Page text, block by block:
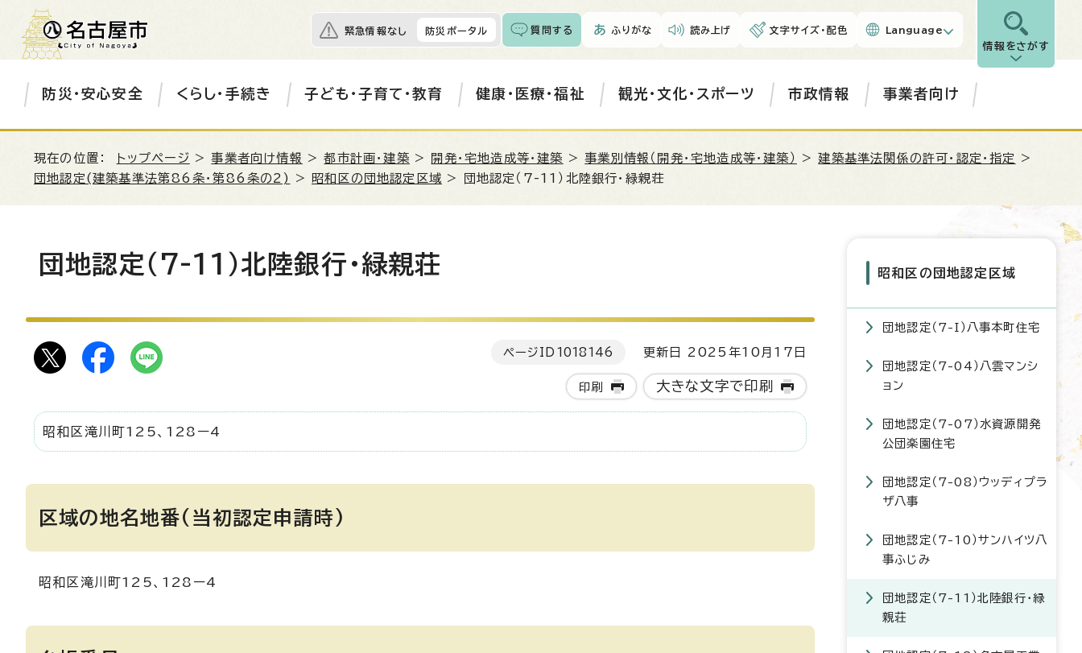
緊急情報なし 防災ポータル 質問する ふりがな 読み上げ 文字サイズ・配色 Language
情報をさがす
防災・安心安全 くらし・手続き 子ども・子育て・教育 健康・医療・福祉 観光・文化・スポーツ 市政情報 事業者向け
現在の位置： トップページ >事業者向け情報 >都市計画・建築 > 開発・宅地造成等・建築 >事業別情報（開発・宅地造成等・建築） >建築基準法関係の許可・認定・指定
>
団地認定(建築基準法第86条・第86条の2)
> 昭和区の団地認定区域 > 団地認定（7-11）北陸銀行・緑親荘
団地認定（7-11）北陸銀行・緑親荘
ページID 1018146 更新日 2025年10月17日
印刷 大きな文字で印刷
昭和区滝川町125、128ー4
区域の地名地番(当初認定申請時)
昭和区滝川町125、128ー4
昭和区の団地認定区域
団地認定（7-I）八事本町住宅
団地認定（7-04）八雲マンシ
ョン
団地認定（7-07）水資源開発
公団楽園住宅
団地認定（7-08）ウッディプラ
ザ八事
団地認定（7-10）サンハイツ八
事ふじみ
団地認定（7-11）北陸銀行・緑
親荘